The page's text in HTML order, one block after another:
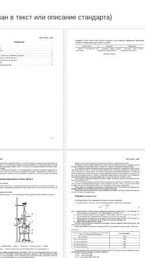
в текст или описание стандарта)